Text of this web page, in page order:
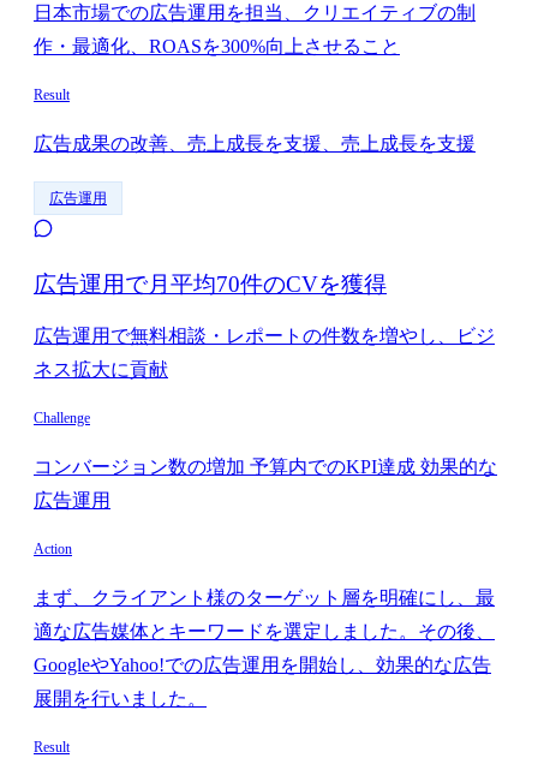
日本市場での広告運用を担当、クリエイティブの制
作・最適化、ROASを300%向上させること
Result
広告成果の改善、売上成長を支援、売上成長を支援
広告運用
広告運用で月平均70件のCVを獲得
広告運用で無料相談・レポートの件数を増やし、ビジ
ネス拡大に貢献
Challenge
コンバージョン数の増加 予算内でのKPI達成 効果的な
広告運用
Action
まず、クライアント様のターゲット層を明確にし、最
適な広告媒体とキーワードを選定しました。その後、
GoogleやYahoo!での広告運用を開始し、効果的な広告
展開を行いました。
Result